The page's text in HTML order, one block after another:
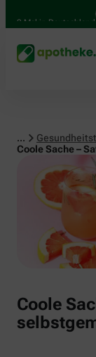
in Deutschland
...
Coole Sache –
Ernährung &
Coole